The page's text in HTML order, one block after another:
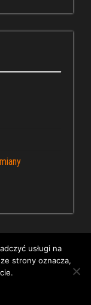
Kapusta – blog
usługi na
strony oznacza,